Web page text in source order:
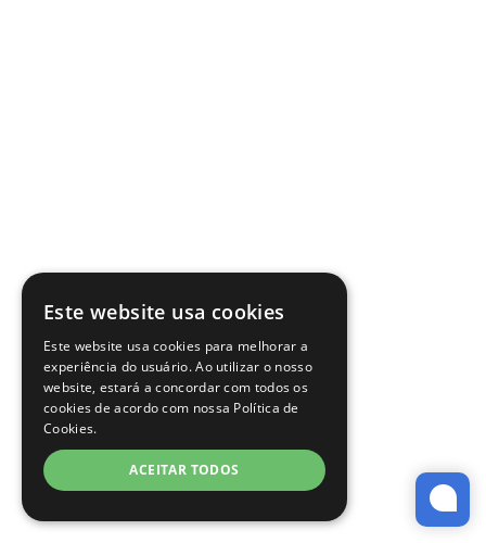
Este website usa cookies
Este website usa cookies para melhorar a
experiência do usuário. Ao utilizar o nosso
website, estará a concordar com todos os
cookies de acordo com nossa Política de
Cookies.
ACEITAR TODOS